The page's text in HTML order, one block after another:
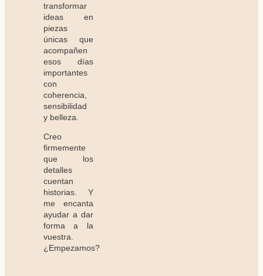
transformar
ideas en
piezas
únicas que
acompañen
esos días
importantes
con
coherencia,
sensibilidad
y belleza.
Creo
firmemente
que los
detalles
cuentan
historias. Y
me encanta
ayudar a dar
forma a la
vuestra.
¿Empezamos?